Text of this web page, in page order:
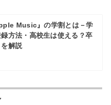
Music』の学割とは－学
方法・高校生は使える？卒
解説